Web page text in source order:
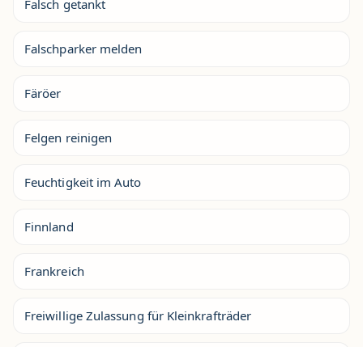
Falsch getankt
Falschparker melden
Färöer
Felgen reinigen
Feuchtigkeit im Auto
Finnland
Frankreich
Freiwillige Zulassung für Kleinkrafträder